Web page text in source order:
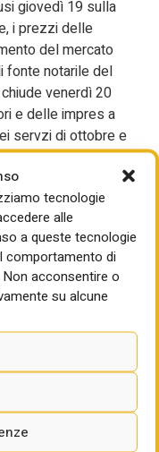
tecnologie
alle
a queste tecnologie
comportamento di
acconsentire o
su alcune
giovedì 19 sulla
i prezzi delle
del mercato
fonte notarile del
venerdì 20
e delle impres a
servzi di ottobre e
delle costruzioni di
il tredicesimo
Interverrà, tra
Sicurezza